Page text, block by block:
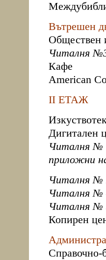
Вътрешен
Обществен
Читалня
Кафе
American
ІІ ЕТАЖ
Дигитален
Читалня №
приложни
Читалня №
Читалня №
Читалня №
Копирен
Справочно-